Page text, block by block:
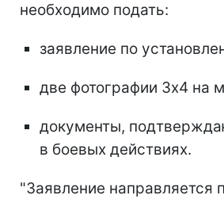
необходимо подать:
заявление по
две фотографии 3х4 на
документы,
в боевых действиях.
"Заявление направляется